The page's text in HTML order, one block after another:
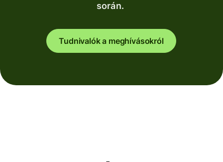
során.
Tudnivalók a meghívásokról